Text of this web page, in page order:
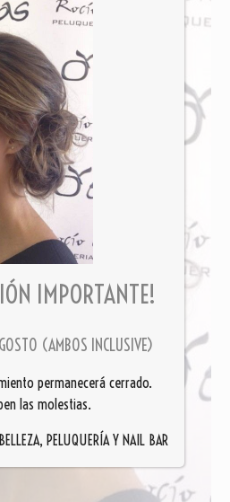
IMPORTANTE!
(AMBOS INCLUSIVE)
permanecerá cerrado.
las molestias.
PELUQUERÍA Y NAIL BAR